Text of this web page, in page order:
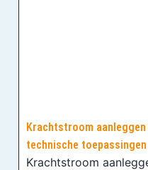
Krachtstroom
technische toepassingen
Krachtstroom